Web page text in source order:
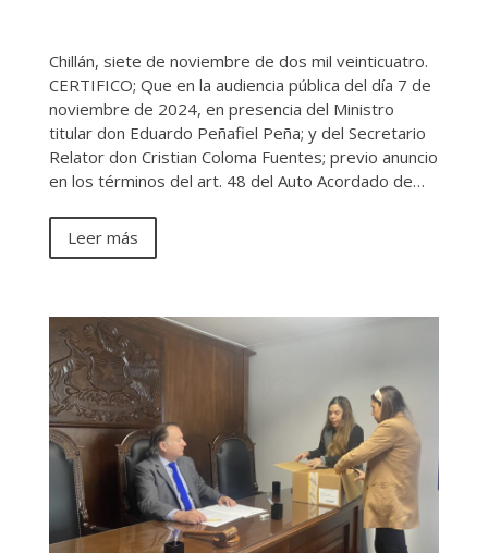
Chillán, siete de noviembre de dos mil veinticuatro.
CERTIFICO; Que en la audiencia pública del día 7 de
noviembre de 2024, en presencia del Ministro
titular don Eduardo Peñafiel Peña; y del Secretario
Relator don Cristian Coloma Fuentes; previo anuncio
en los términos del art. 48 del Auto Acordado de…
Leer más